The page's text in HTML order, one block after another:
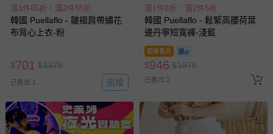
- 第一次穿之前請用手洗或乾洗
- 洗滌請以30度以下冷水做清洗，溫水可能會造成移染或掉色！
- 含羊毛、聚酯纖維、壓克力毛料纖維等材質，建議手洗或機洗
選擇羊毛料洗程。所有衣服請翻面放洗衣袋清洗，請勿烘乾。
- 有蕾絲或網紗的商品強烈建議手洗以免破損
- 有圖案、印花，特別是立體的設計，建議手洗，如要機洗，請
務必翻面放洗衣網，再放洗衣機，以免損壞到圖案！
- 提醒媽咪七天猶豫期並非七天試用期喔~ 媽咪如欲退換貨，所
退回的商品必須是全新的狀態、並且完整包裝。
- 每件商品在拍攝時力求忠實呈現，但因為每台電腦、手機或平
滿1件65折，滿2件55折
韓國 Puellaflo - 皺褶肩帶繡花
布背心上衣-粉
$701 $1378
已售出 1 追蹤
滿1件6折，滿2件5折
韓國 Puellaflo - 鬆緊高腰荷葉
邊丹寧短寬褲-淺藍
即將售完
$946 $1976
已售出 2